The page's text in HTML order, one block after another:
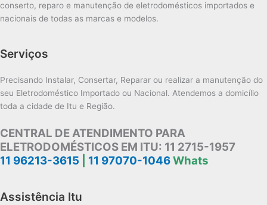
conserto, reparo e manutenção de eletrodomésticos importados e
nacionais de todas as marcas e modelos.
Serviços
Precisando Instalar, Consertar, Reparar ou realizar a manutenção do
seu Eletrodoméstico Importado ou Nacional. Atendemos a domicílio
toda a cidade de Itu e Região.
CENTRAL DE ATENDIMENTO PARA
ELETRODOMÉSTICOS EM ITU: 11 2715-1957
11 96213-3615
11 97070-1046Whats
Assistência Itu